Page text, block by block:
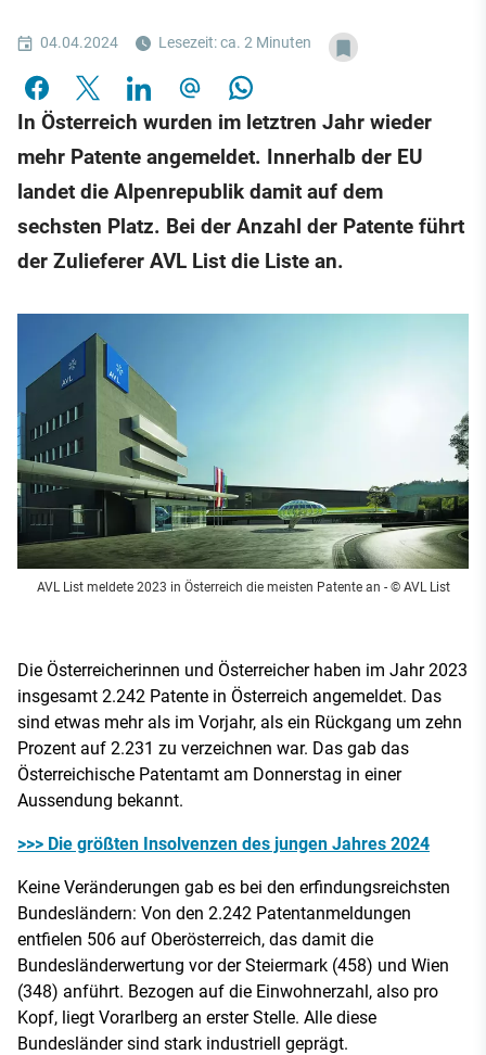
04.04.2024 Lesezeit: ca. 2 Minuten
In Österreich wurden im letztren Jahr wieder
mehr Patente angemeldet. Innerhalb der EU
landet die Alpenrepublik damit auf dem
sechsten Platz. Bei der Anzahl der Patente führt
der Zulieferer AVL List die Liste an.
AVL List meldete 2023 in Österreich die meisten Patente an - © AVL List
Die Österreicherinnen und Österreicher haben im Jahr 2023
insgesamt 2.242 Patente in Österreich angemeldet. Das
sind etwas mehr als im Vorjahr, als ein Rückgang um zehn
Prozent auf 2.231 zu verzeichnen war. Das gab das
Österreichische Patentamt am Donnerstag in einer
Aussendung bekannt.
>>> Die größten Insolvenzen des jungen Jahres 2024
Keine Veränderungen gab es bei den erfindungsreichsten
Bundesländern: Von den 2.242 Patentanmeldungen
entfielen 506 auf Oberösterreich, das damit die
Bundesländerwertung vor der Steiermark (458) und Wien
(348) anführt. Bezogen auf die Einwohnerzahl, also pro
Kopf, liegt Vorarlberg an erster Stelle. Alle diese
Bundesländer sind stark industriell geprägt.